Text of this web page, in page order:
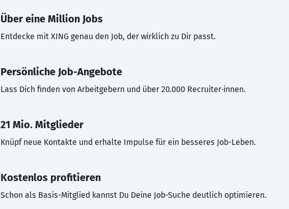
Über eine Million Jobs
Entdecke mit XING genau den Job, der wirklich zu Dir passt.
Persönliche Job-Angebote
Lass Dich finden von Arbeitgebern und über 20.000 Recruiter·innen.
21 Mio. Mitglieder
Knüpf neue Kontakte und erhalte Impulse für ein besseres Job-Leben.
Kostenlos profitieren
Schon als Basis-Mitglied kannst Du Deine Job-Suche deutlich optimieren.